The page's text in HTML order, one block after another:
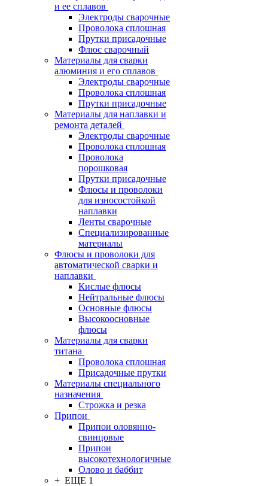
и ее сплавов
Электроды сварочные
Проволока сплошная
Прутки присадочные
Флюс сварочный
Материалы для сварки
алюминия и его сплавов
Электроды сварочные
Проволока сплошная
Прутки присадочные
Материалы для наплавки и
ремонта деталей
Электроды сварочные
Проволока сплошная
Проволока
порошковая
Прутки присадочные
Флюсы и проволоки
для износостойкой
наплавки
Ленты сварочные
Специализированные
материалы
Флюсы и проволоки для
автоматической сварки и
наплавки
Кислые флюсы
Нейтральные флюсы
Основные флюсы
Высокоосновные
флюсы
Материалы для сварки
титана
Проволока сплошная
Присадочные прутки
Материалы специального
назначения
Строжка и резка
Припои
Припои оловянно-
свинцовые
Припои
высокотехнологичные
Олово и баббит
+ ЕЩЕ 1